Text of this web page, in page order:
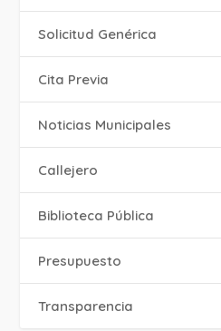
Solicitud Genérica
Cita Previa
‎Noticias Municipales
Callejero
Biblioteca Pública
Presupuesto
Transparencia